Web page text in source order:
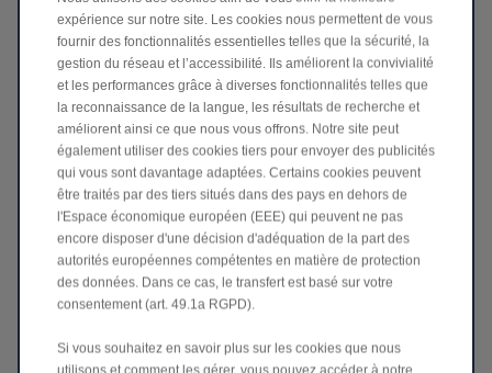
434 km
Autonomie WLTP
expérience sur notre site. Les cookies nous permettent de vous
fournir des fonctionnalités essentielles telles que la sécurité, la
gestion du réseau et l’accessibilité. Ils améliorent la convivialité
et les performances grâce à diverses fonctionnalités telles que
la reconnaissance de la langue, les résultats de recherche et
améliorent ainsi ce que nous vous offrons. Notre site peut
également utiliser des cookies tiers pour envoyer des publicités
qui vous sont davantage adaptées. Certains cookies peuvent
être traités par des tiers situés dans des pays en dehors de
l'Espace économique européen (EEE) qui peuvent ne pas
encore disposer d'une décision d'adéquation de la part des
autorités européennes compétentes en matière de protection
des données. Dans ce cas, le transfert est basé sur votre
consentement (art. 49.1a RGPD).
Si vous souhaitez en savoir plus sur les cookies que nous